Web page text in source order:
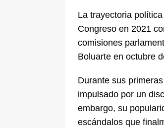
La trayectoria
Congreso en 2021
comisiones
Boluarte en octubre
Durante sus
impulsado por un
embargo, su
escándalos que